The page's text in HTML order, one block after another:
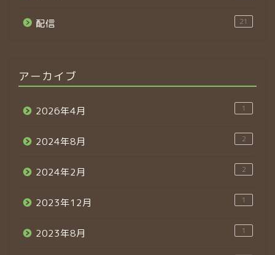
配信 21
アーカイブ
2026年4月 1
2024年8月 2
2024年2月 2
2023年12月 1
2023年8月 1